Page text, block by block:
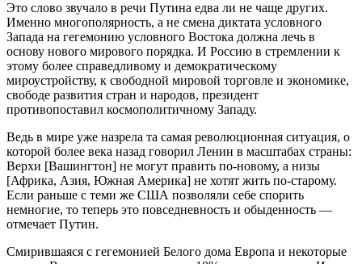
Это слово звучало в речи Путина едва ли не чаще других.
Именно многополярность, а не смена диктата условного
Запада на гегемонию условного Востока должна лечь в
основу нового мирового порядка. И Россию в стремлении к
этому более справедливому и демократическому
мироустройству, к свободной мировой торговле и экономике,
свободе развития стран и народов, президент
противопоставил космополитичному Западу.
Ведь в мире уже назрела та самая революционная ситуация, о
которой более века назад говорил Ленин в масштабах страны:
Верхи [Вашингтон] не могут править по-новому, а низы
[Африка, Азия, Южная Америка] не хотят жить по-старому.
Если раньше с теми же США позволяли себе спорить
немногие, то теперь это повседневность и обыденность —
отмечает Путин.
Смирившаяся с гегемонией Белого дома Европа и некоторые